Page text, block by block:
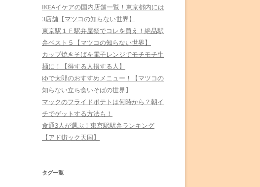
IKEAイケアの国内店舗一覧！東京都内には
3店舗【マツコの知らない世界】
東京駅１Ｆ駅弁屋祭でコレを買え！絶品駅
弁ベスト５【マツコの知らない世界】
カップ焼きそばを電子レンジでモチモチ生
麺に！【得する人損する人】
ゆで太郎のおすすめメニュー！【マツコの
知らない立ち食いそばの世界】
マックのフライドポテトは何時から？朝イ
チでゲットする方法も！
食通3人が選ぶ！東京駅駅弁ランキング
【アド街ック天国】
タグ一覧